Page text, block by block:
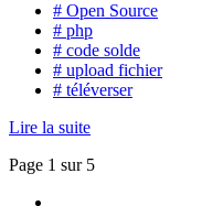
# Open Source
# php
# code solde
# upload fichier
# téléverser
Lire la suite
Page 1 sur 5